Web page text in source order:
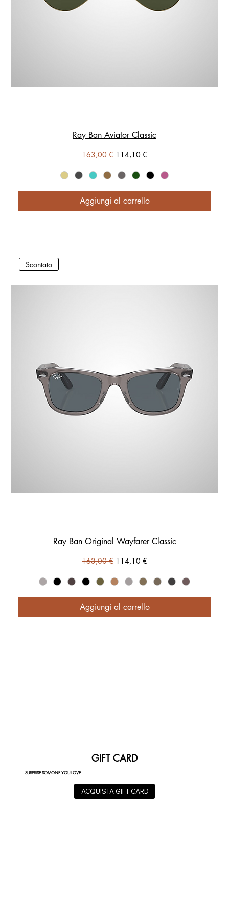
GIFT CARD
SURPRISE SOMONE YOU LOVE
ACQUISTA GIFT CARD
Ray Ban Aviator Classic
Prezzo regolare
163,00 € Prezzo scontato
114,10 €
Aggiungi al carrello
Scontato
Ray Ban Original Wayfarer Classic
Prezzo regolare
163,00 € Prezzo scontato
114,10 €
Aggiungi al carrello